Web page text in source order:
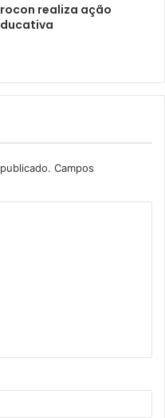
realiza ação
Campos